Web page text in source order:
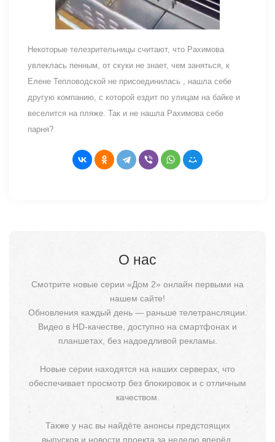
Некоторые телезрительницы считают, что Рахимова
увлеклась пенным, от скуки не знает, чем заняться, к
Елене Тепловодской не присоединилась , нашла себе
другую компанию, с которой ездит по улицам на байке и
веселится на пляже. Так и не нашла Рахимова себе
парня?
О нас
Смотрите новые серии «Дом 2» онлайн первыми на
нашем сайте!
Обновления каждый день — раньше телетрансляции.
Видео в HD-качестве, доступно на смартфонах и
планшетах, без надоедливой рекламы.
Новые серии находятся на наших серверах, что
обеспечивает просмотр без блокировок и с отличным
качеством.
Также у нас вы найдёте анонсы предстоящих
выпусков и новости проекта за неделю вперёд.